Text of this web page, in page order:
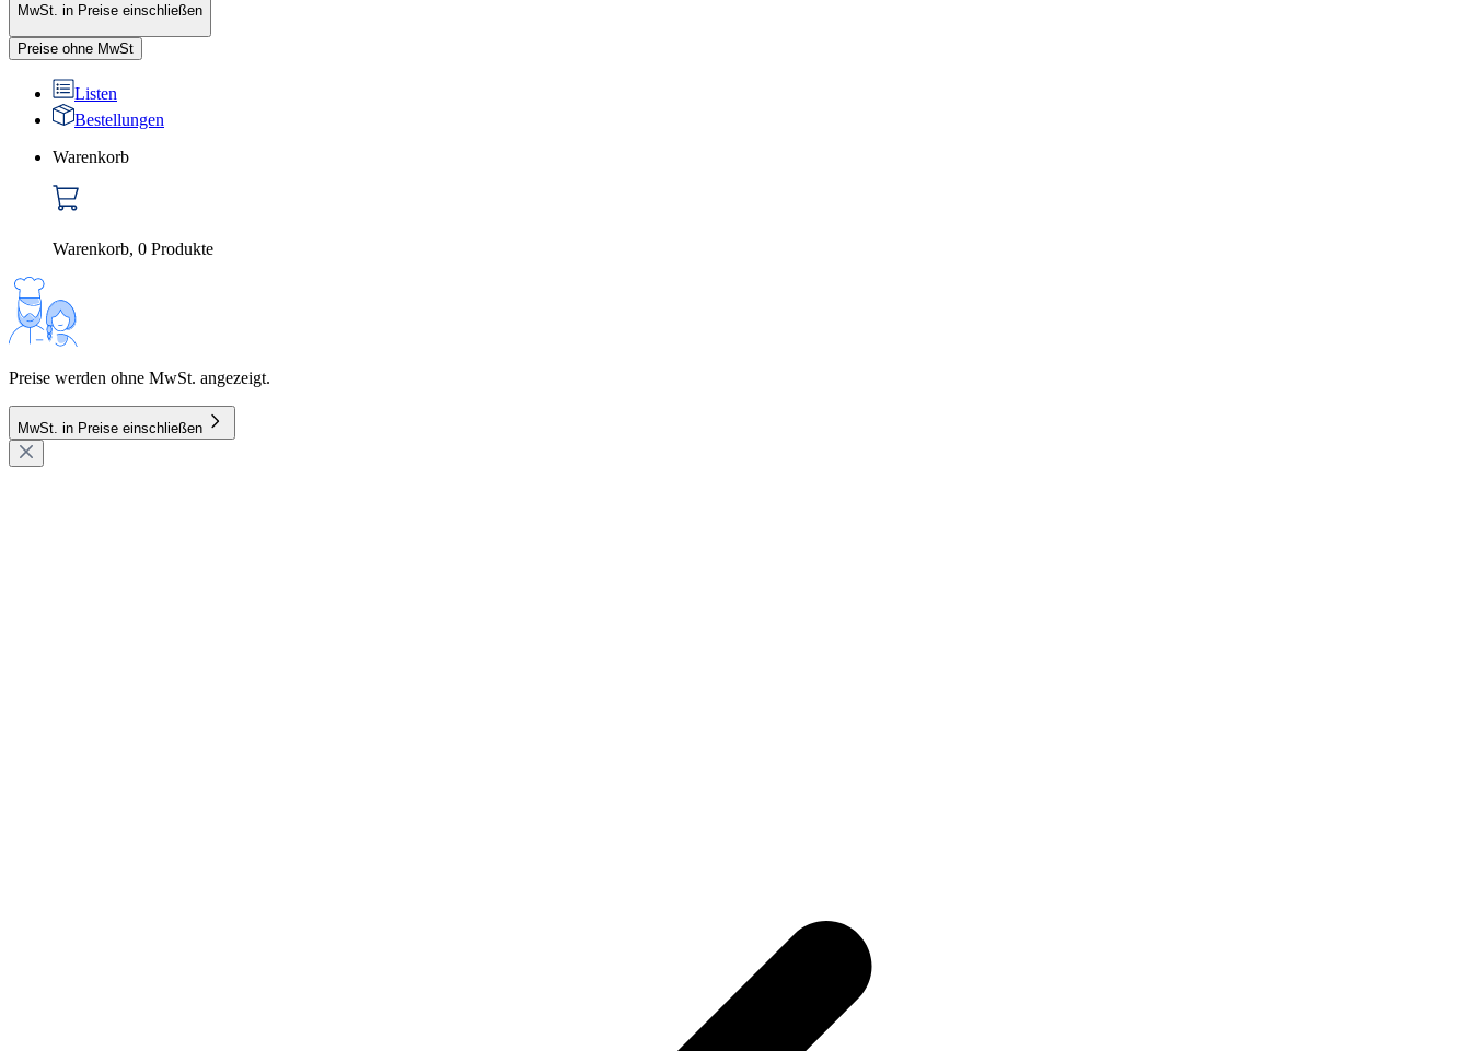
MwSt. in Preise einschließen
Preise ohne MwSt
Listen
Bestellungen
Warenkorb
Warenkorb, 0 Produkte
Preise werden ohne MwSt. angezeigt.
MwSt. in Preise einschließen